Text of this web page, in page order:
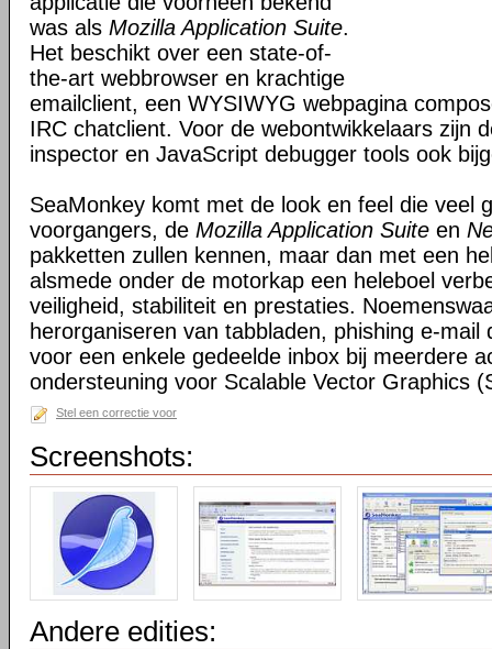
was als Mozilla Application Suite.
Het beschikt over een state-of-
the-art webbrowser en krachtige
emailclient, een WYSIWYG webpagina
IRC chatclient. Voor de webontwikkelaars zijn
inspector en JavaScript debugger tools ook
SeaMonkey komt met de look en feel die veel
voorgangers, de Mozilla Application Suite en
pakketten zullen kennen, maar dan met een
alsmede onder de motorkap een heleboel
veiligheid, stabiliteit en prestaties.
herorganiseren van tabbladen, phishing e-mail
voor een enkele gedeelde inbox bij meerdere
ondersteuning voor Scalable Vector Graphics
Stel een correctie voor
Screenshots:
Andere edities: